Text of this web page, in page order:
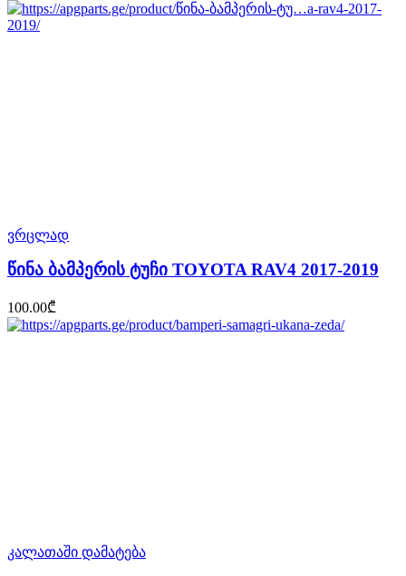
ვრცლად
წინა ბამპერის ტუჩი TOYOTA RAV4 2017-2019
100.00₾
კალათაში დამატება